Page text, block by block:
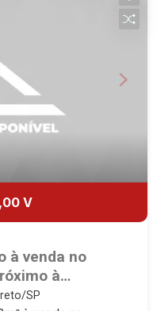
V
à venda no
à
Fiúsa -
SP